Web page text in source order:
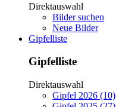
Direktauswahl
Bilder suchen
Neue Bilder
Gipfelliste
Gipfelliste
Direktauswahl
Gipfel 2026 (10)